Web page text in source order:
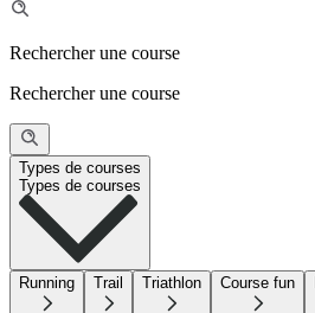
Rechercher une course
Rechercher une course
Types de courses
Types de courses
Running Trail Triathlon Course fun